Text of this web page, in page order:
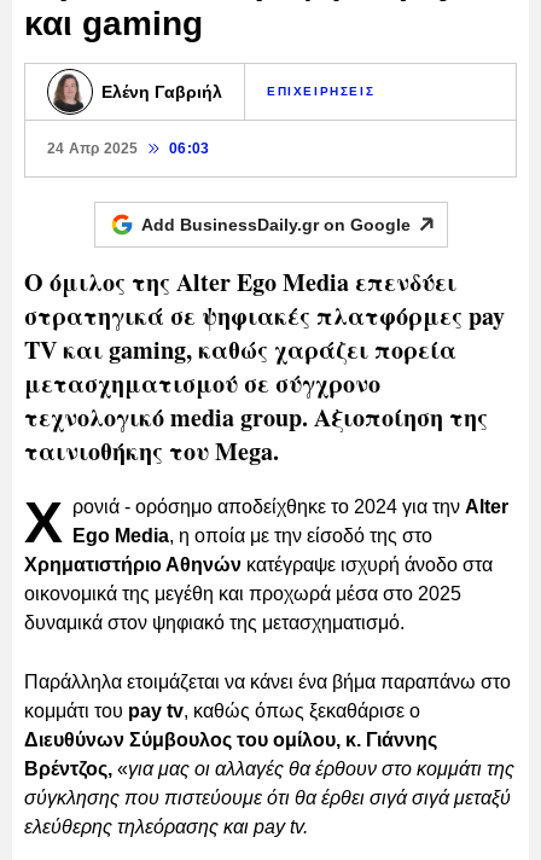
και gaming
Ελένη Γαβριήλ ΕΠΙΧΕΙΡΗΣΕΙΣ
24 Απρ 2025 06:03
Add BusinessDaily.gr on Google
Ο όμιλος της Alter Ego Media επενδύει
στρατηγικά σε ψηφιακές πλατφόρμες pay
TV και gaming, καθώς χαράζει πορεία
μετασχηματισμού σε σύγχρονο
τεχνολογικό media group. Αξιοποίηση της
ταινιοθήκης του Mega.
Χ ρονιά - ορόσημο αποδείχθηκε το 2024 για την Alter
Ego Media, η οποία με την είσοδό της στο
Χρηματιστήριο Αθηνών κατέγραψε ισχυρή άνοδο στα
οικονομικά της μεγέθη και προχωρά μέσα στο 2025
δυναμικά στον ψηφιακό της μετασχηματισμό.
Παράλληλα ετοιμάζεται να κάνει ένα βήμα παραπάνω στο
κομμάτι του pay tv, καθώς όπως ξεκαθάρισε ο
Διευθύνων Σύμβουλος του ομίλου, κ. Γιάννης
Βρέντζος, «για μας οι αλλαγές θα έρθουν στο κομμάτι της
σύγκλησης που πιστεύουμε ότι θα έρθει σιγά σιγά μεταξύ
ελεύθερης τηλεόρασης και pay tv.